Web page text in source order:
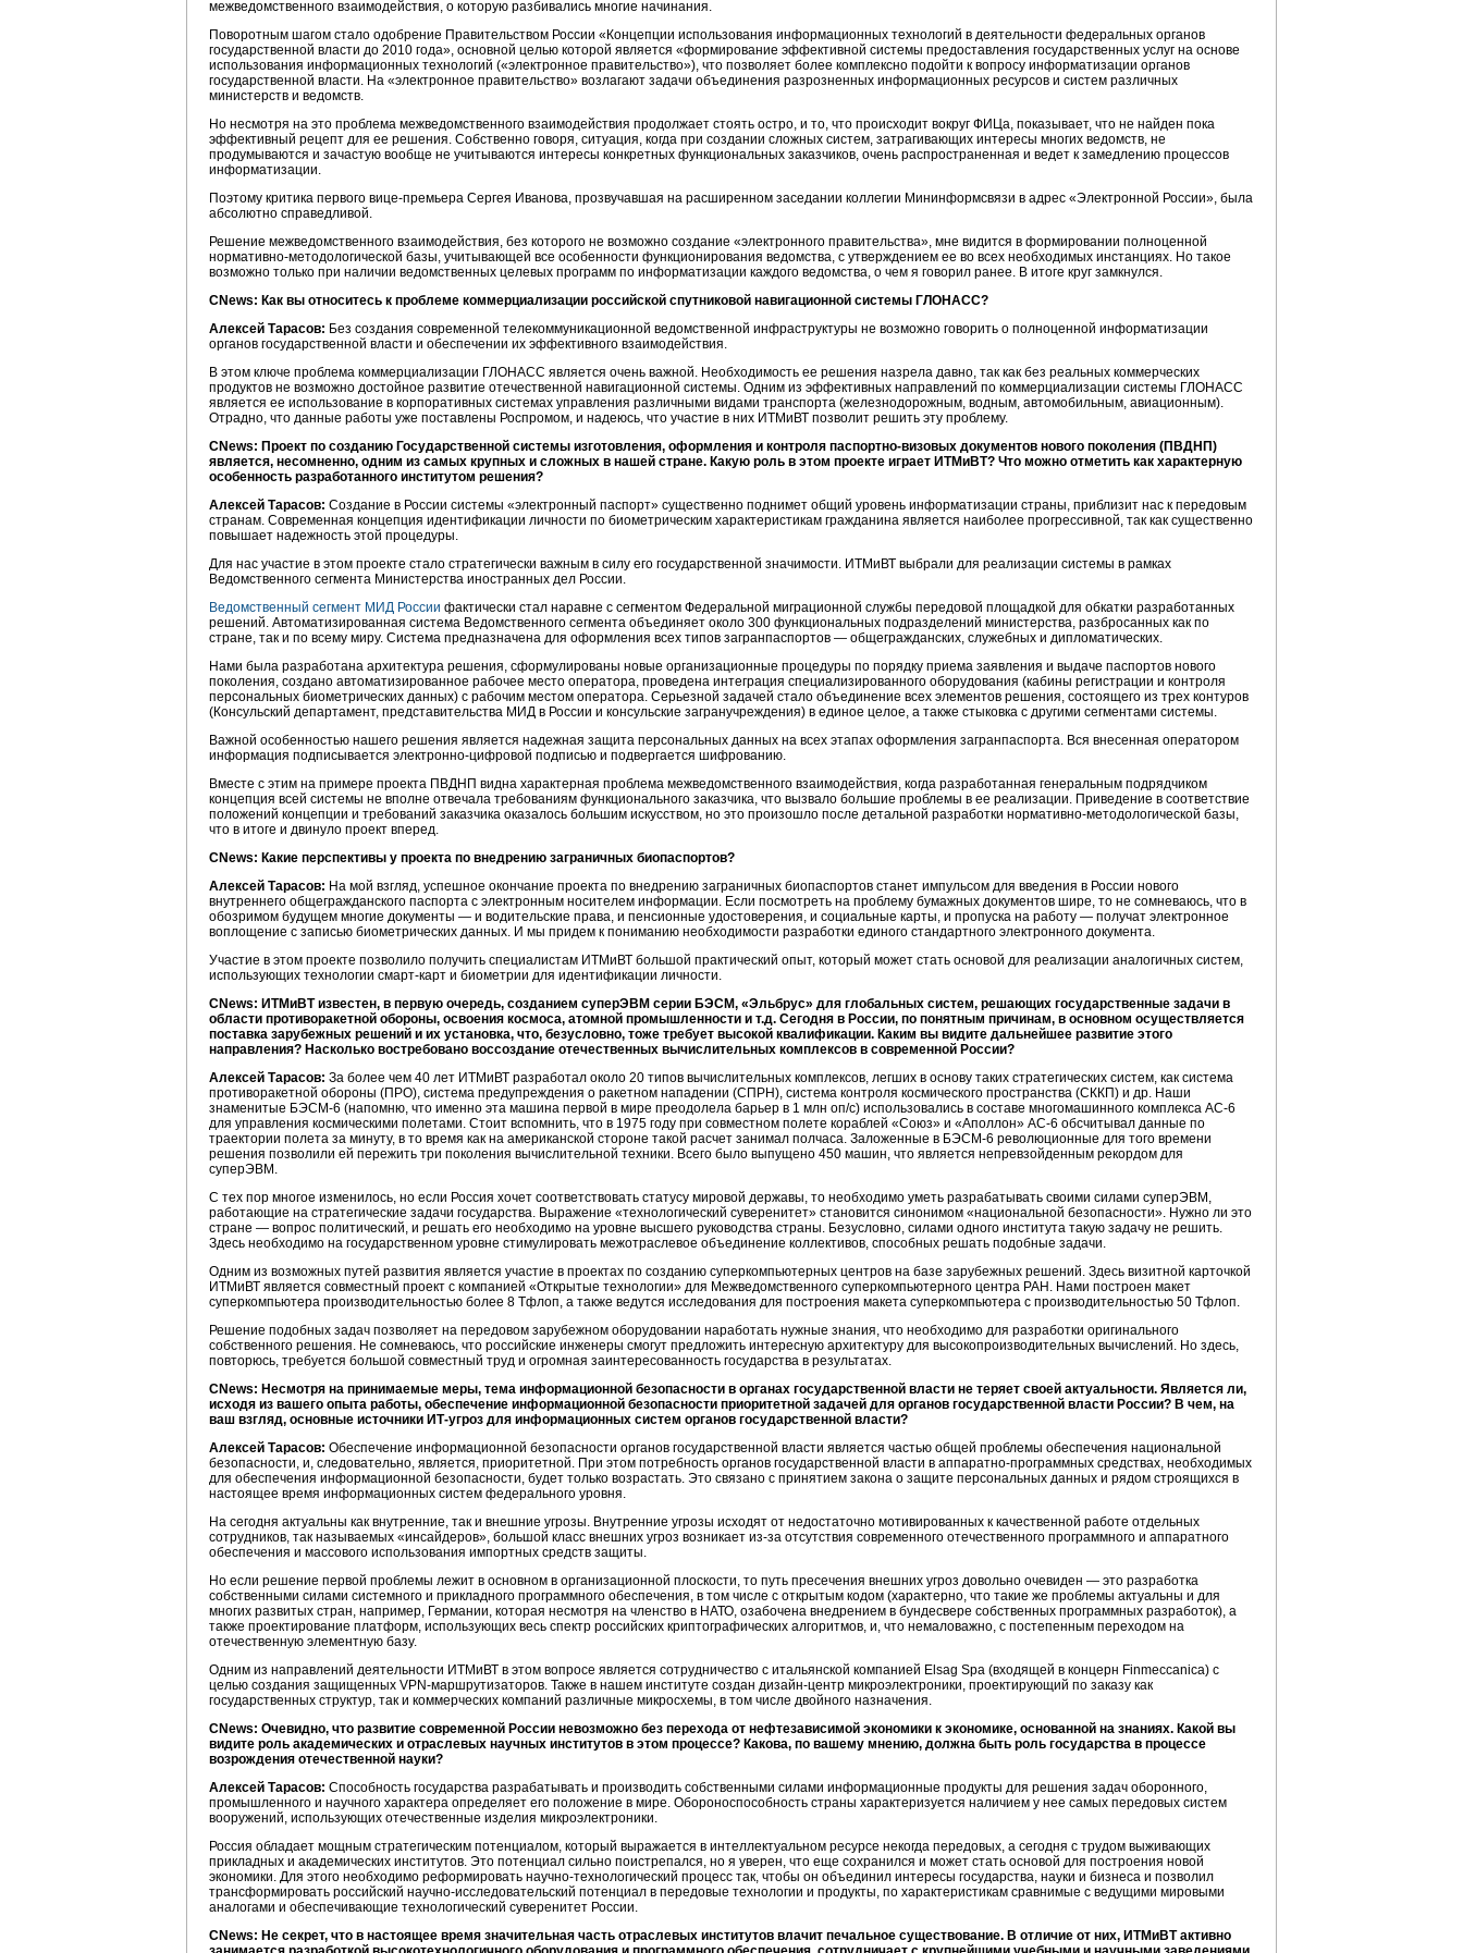
межведомственного взаимодействия, о которую разбивались многие начинания.
Поворотным шагом стало одобрение Правительством России «Концепции использования информационных технологий в деятельности федеральных органов
государственной власти до 2010 года», основной целью которой является «формирование эффективной системы предоставления государственных услуг на основе
использования информационных технологий («электронное правительство»), что позволяет более комплексно подойти к вопросу информатизации органов
государственной власти. На «электронное правительство» возлагают задачи объединения разрозненных информационных ресурсов и систем различных
министерств и ведомств.
Но несмотря на это проблема межведомственного взаимодействия продолжает стоять остро, и то, что происходит вокруг ФИЦа, показывает, что не найден пока
эффективный рецепт для ее решения. Собственно говоря, ситуация, когда при создании сложных систем, затрагивающих интересы многих ведомств, не
продумываются и зачастую вообще не учитываются интересы конкретных функциональных заказчиков, очень распространенная и ведет к замедлению процессов
информатизации.
Поэтому критика первого вице-премьера Сергея Иванова, прозвучавшая на расширенном заседании коллегии Мининформсвязи в адрес «Электронной России», была
абсолютно справедливой.
Решение межведомственного взаимодействия, без которого не возможно создание «электронного правительства», мне видится в формировании полноценной
нормативно-методологической базы, учитывающей все особенности функционирования ведомства, с утверждением ее во всех необходимых инстанциях. Но такое
возможно только при наличии ведомственных целевых программ по информатизации каждого ведомства, о чем я говорил ранее. В итоге круг замкнулся.
CNews: Как вы относитесь к проблеме коммерциализации российской спутниковой навигационной системы ГЛОНАСС?
Алексей Тарасов: Без создания современной телекоммуникационной ведомственной инфраструктуры не возможно говорить о полноценной информатизации
органов государственной власти и обеспечении их эффективного взаимодействия.
В этом ключе проблема коммерциализации ГЛОНАСС является очень важной. Необходимость ее решения назрела давно, так как без реальных коммерческих
продуктов не возможно достойное развитие отечественной навигационной системы. Одним из эффективных направлений по коммерциализации системы ГЛОНАСС
является ее использование в корпоративных системах управления различными видами транспорта (железнодорожным, водным, автомобильным, авиационным).
Отрадно, что данные работы уже поставлены Роспромом, и надеюсь, что участие в них ИТМиВТ позволит решить эту проблему.
CNews: Проект по созданию Государственной системы изготовления, оформления и контроля паспортно-визовых документов нового поколения (ПВДНП)
является, несомненно, одним из самых крупных и сложных в нашей стране. Какую роль в этом проекте играет ИТМиВТ? Что можно отметить как характерную
особенность разработанного институтом решения?
Алексей Тарасов: Создание в России системы «электронный паспорт» существенно поднимет общий уровень информатизации страны, приблизит нас к передовым
странам. Современная концепция идентификации личности по биометрическим характеристикам гражданина является наиболее прогрессивной, так как существенно
повышает надежность этой процедуры.
Для нас участие в этом проекте стало стратегически важным в силу его государственной значимости. ИТМиВТ выбрали для реализации системы в рамках
Ведомственного сегмента Министерства иностранных дел России.
Ведомственный сегмент МИД России фактически стал наравне с сегментом Федеральной миграционной службы передовой площадкой для обкатки разработанных
решений. Автоматизированная система Ведомственного сегмента объединяет около 300 функциональных подразделений министерства, разбросанных как по
стране, так и по всему миру. Система предназначена для оформления всех типов загранпаспортов — общегражданских, служебных и дипломатических.
Нами была разработана архитектура решения, сформулированы новые организационные процедуры по порядку приема заявления и выдаче паспортов нового
поколения, создано автоматизированное рабочее место оператора, проведена интеграция специализированного оборудования (кабины регистрации и контроля
персональных биометрических данных) с рабочим местом оператора. Серьезной задачей стало объединение всех элементов решения, состоящего из трех контуров
(Консульский департамент, представительства МИД в России и консульские загранучреждения) в единое целое, а также стыковка с другими сегментами системы.
Важной особенностью нашего решения является надежная защита персональных данных на всех этапах оформления загранпаспорта. Вся внесенная оператором
информация подписывается электронно-цифровой подписью и подвергается шифрованию.
Вместе с этим на примере проекта ПВДНП видна характерная проблема межведомственного взаимодействия, когда разработанная генеральным подрядчиком
концепция всей системы не вполне отвечала требованиям функционального заказчика, что вызвало большие проблемы в ее реализации. Приведение в соответствие
положений концепции и требований заказчика оказалось большим искусством, но это произошло после детальной разработки нормативно-методологической базы,
что в итоге и двинуло проект вперед.
CNews: Какие перспективы у проекта по внедрению заграничных биопаспортов?
Алексей Тарасов: На мой взгляд, успешное окончание проекта по внедрению заграничных биопаспортов станет импульсом для введения в России нового
внутреннего общегражданского паспорта с электронным носителем информации. Если посмотреть на проблему бумажных документов шире, то не сомневаюсь, что в
обозримом будущем многие документы — и водительские права, и пенсионные удостоверения, и социальные карты, и пропуска на работу — получат электронное
воплощение с записью биометрических данных. И мы придем к пониманию необходимости разработки единого стандартного электронного документа.
Участие в этом проекте позволило получить специалистам ИТМиВТ большой практический опыт, который может стать основой для реализации аналогичных систем,
использующих технологии смарт-карт и биометрии для идентификации личности.
CNews: ИТМиВТ известен, в первую очередь, созданием суперЭВМ серии БЭСМ, «Эльбрус» для глобальных систем, решающих государственные задачи в
области противоракетной обороны, освоения космоса, атомной промышленности и т.д. Сегодня в России, по понятным причинам, в основном осуществляется
поставка зарубежных решений и их установка, что, безусловно, тоже требует высокой квалификации. Каким вы видите дальнейшее развитие этого
направления? Насколько востребовано воссоздание отечественных вычислительных комплексов в современной России?
Алексей Тарасов: За более чем 40 лет ИТМиВТ разработал около 20 типов вычислительных комплексов, легших в основу таких стратегических систем, как система
противоракетной обороны (ПРО), система предупреждения о ракетном нападении (СПРН), система контроля космического пространства (СККП) и др. Наши
знаменитые БЭСМ-6 (напомню, что именно эта машина первой в мире преодолела барьер в 1 млн оп/с) использовались в составе многомашинного комплекса АС-6
для управления космическими полетами. Стоит вспомнить, что в 1975 году при совместном полете кораблей «Союз» и «Аполлон» АС-6 обсчитывал данные по
траектории полета за минуту, в то время как на американской стороне такой расчет занимал полчаса. Заложенные в БЭСМ-6 революционные для того времени
решения позволили ей пережить три поколения вычислительной техники. Всего было выпущено 450 машин, что является непревзойденным рекордом для
суперЭВМ.
С тех пор многое изменилось, но если Россия хочет соответствовать статусу мировой державы, то необходимо уметь разрабатывать своими силами суперЭВМ,
работающие на стратегические задачи государства. Выражение «технологический суверенитет» становится синонимом «национальной безопасности». Нужно ли это
стране — вопрос политический, и решать его необходимо на уровне высшего руководства страны. Безусловно, силами одного института такую задачу не решить.
Здесь необходимо на государственном уровне стимулировать межотраслевое объединение коллективов, способных решать подобные задачи.
Одним из возможных путей развития является участие в проектах по созданию суперкомпьютерных центров на базе зарубежных решений. Здесь визитной карточкой
ИТМиВТ является совместный проект с компанией «Открытые технологии» для Межведомственного суперкомпьютерного центра РАН. Нами построен макет
суперкомпьютера производительностью более 8 Тфлоп, а также ведутся исследования для построения макета суперкомпьютера с производительностью 50 Тфлоп.
Решение подобных задач позволяет на передовом зарубежном оборудовании наработать нужные знания, что необходимо для разработки оригинального
собственного решения. Не сомневаюсь, что российские инженеры смогут предложить интересную архитектуру для высокопроизводительных вычислений. Но здесь,
повторюсь, требуется большой совместный труд и огромная заинтересованность государства в результатах.
CNews: Несмотря на принимаемые меры, тема информационной безопасности в органах государственной власти не теряет своей актуальности. Является ли,
исходя из вашего опыта работы, обеспечение информационной безопасности приоритетной задачей для органов государственной власти России? В чем, на
ваш взгляд, основные источники ИТ-угроз для информационных систем органов государственной власти?
Алексей Тарасов: Обеспечение информационной безопасности органов государственной власти является частью общей проблемы обеспечения национальной
безопасности, и, следовательно, является, приоритетной. При этом потребность органов государственной власти в аппаратно-программных средствах, необходимых
для обеспечения информационной безопасности, будет только возрастать. Это связано с принятием закона о защите персональных данных и рядом строящихся в
настоящее время информационных систем федерального уровня.
На сегодня актуальны как внутренние, так и внешние угрозы. Внутренние угрозы исходят от недостаточно мотивированных к качественной работе отдельных
сотрудников, так называемых «инсайдеров», большой класс внешних угроз возникает из-за отсутствия современного отечественного программного и аппаратного
обеспечения и массового использования импортных средств защиты.
Но если решение первой проблемы лежит в основном в организационной плоскости, то путь пресечения внешних угроз довольно очевиден — это разработка
собственными силами системного и прикладного программного обеспечения, в том числе с открытым кодом (характерно, что такие же проблемы актуальны и для
многих развитых стран, например, Германии, которая несмотря на членство в НАТО, озабочена внедрением в бундесвере собственных программных разработок), а
также проектирование платформ, использующих весь спектр российских криптографических алгоритмов, и, что немаловажно, с постепенным переходом на
отечественную элементную базу.
Одним из направлений деятельности ИТМиВТ в этом вопросе является сотрудничество с итальянской компанией Elsag Spa (входящей в концерн Finmeccanica) с
целью создания защищенных VPN-маршрутизаторов. Также в нашем институте создан дизайн-центр микроэлектроники, проектирующий по заказу как
государственных структур, так и коммерческих компаний различные микросхемы, в том числе двойного назначения.
CNews: Очевидно, что развитие современной России невозможно без перехода от нефтезависимой экономики к экономике, основанной на знаниях. Какой вы
видите роль академических и отраслевых научных институтов в этом процессе? Какова, по вашему мнению, должна быть роль государства в процессе
возрождения отечественной науки?
Алексей Тарасов: Способность государства разрабатывать и производить собственными силами информационные продукты для решения задач оборонного,
промышленного и научного характера определяет его положение в мире. Обороноспособность страны характеризуется наличием у нее самых передовых систем
вооружений, использующих отечественные изделия микроэлектроники.
Россия обладает мощным стратегическим потенциалом, который выражается в интеллектуальном ресурсе некогда передовых, а сегодня с трудом выживающих
прикладных и академических институтов. Это потенциал сильно поистрепался, но я уверен, что еще сохранился и может стать основой для построения новой
экономики. Для этого необходимо реформировать научно-технологический процесс так, чтобы он объединил интересы государства, науки и бизнеса и позволил
трансформировать российский научно-исследовательский потенциал в передовые технологии и продукты, по характеристикам сравнимые с ведущими мировыми
аналогами и обеспечивающие технологический суверенитет России.
CNews: Не секрет, что в настоящее время значительная часть отраслевых институтов влачит печальное существование. В отличие от них, ИТМиВТ активно